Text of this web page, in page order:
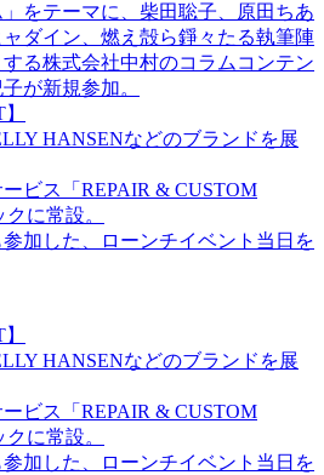
」をテーマに、柴田聡子、原田ちあ
ダイン、燃え殻ら錚々たる執筆陣
る株式会社中村のコラムコンテン
が新規参加。
HANSENなどのブランドを展
ビス「REPAIR & CUSTOM
に常設。
加した、ローンチイベント当日を
HANSENなどのブランドを展
ビス「REPAIR & CUSTOM
に常設。
加した、ローンチイベント当日を